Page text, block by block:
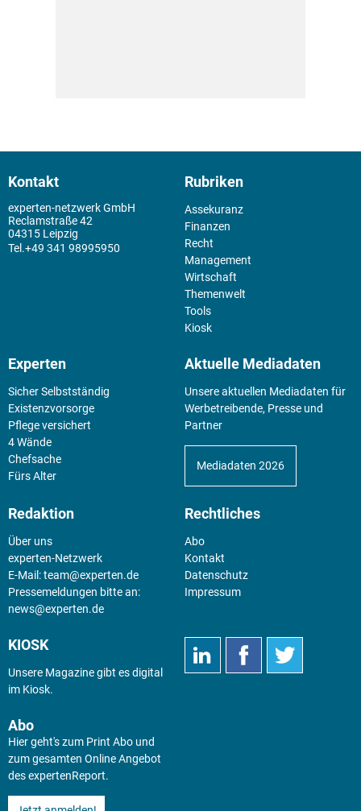
Kontakt
experten-netzwerk GmbH
Reclamstraße 42
04315 Leipzig
+49 341 98995950
Rubriken
Assekuranz
Finanzen
Recht
Management
Wirtschaft
Themenwelt
Tools
Kiosk
Experten
Sicher Selbstständig
Existenz­vorsorge
Pflege versichert
4 Wände
Chefsache
Fürs Alter
Aktuelle Mediadaten
Unsere aktuellen Mediadaten für
Werbetreibende, Presse und
Partner
Mediadaten 2026
Redaktion
Über uns
experten-Netzwerk
E-Mail:team@experten.de
Pressemeldungen bitte an:
news@experten.de
Rechtliches
Abo
Kontakt
Datenschutz
Impressum
KIOSK
Unsere Magazine gibt es digital
im Kiosk.
Abo
Hier geht's zum Print Abo und
zum gesamten Online Angebot
des expertenReport.